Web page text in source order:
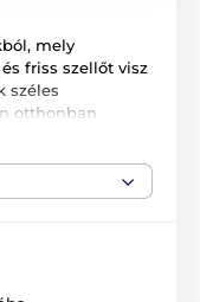
mely
friss szellőt visz
széles
otthonban
(cm-ben):